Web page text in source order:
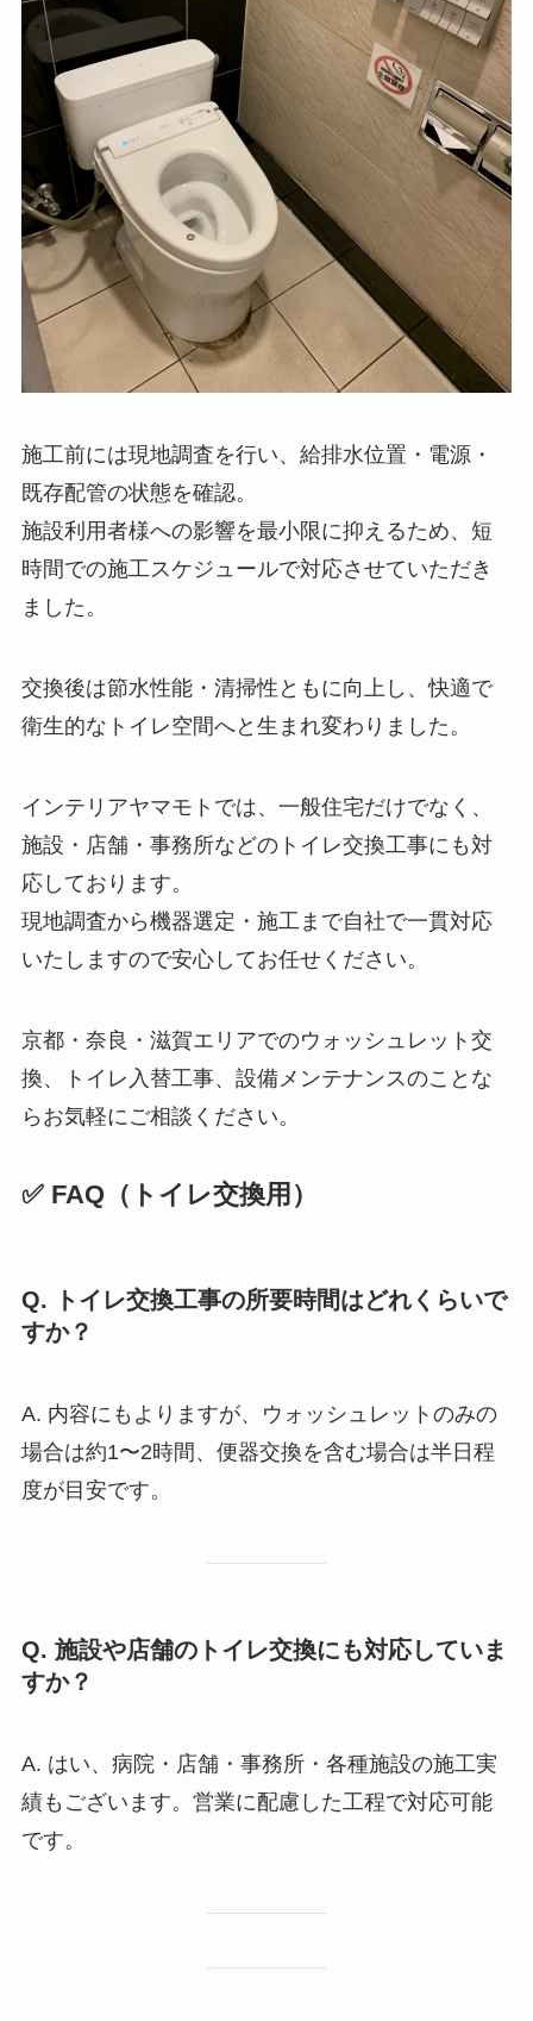
施工前には現地調査を行い、給排水位置・電源・
既存配管の状態を確認。
施設利用者様への影響を最小限に抑えるため、短
時間での施工スケジュールで対応させていただき
ました。
交換後は節水性能・清掃性ともに向上し、快適で
衛生的なトイレ空間へと生まれ変わりました。
インテリアヤマモトでは、一般住宅だけでなく、
施設・店舗・事務所などのトイレ交換工事にも対
応しております。
現地調査から機器選定・施工まで自社で一貫対応
いたしますので安心してお任せください。
京都・奈良・滋賀エリアでのウォッシュレット交
換、トイレ入替工事、設備メンテナンスのことな
らお気軽にご相談ください。
✅ FAQ（トイレ交換用）
Q. トイレ交換工事の所要時間はどれくらいで
すか？
A. 内容にもよりますが、ウォッシュレットのみの
場合は約1〜2時間、便器交換を含む場合は半日程
度が目安です。
Q. 施設や店舗のトイレ交換にも対応していま
すか？
A. はい、病院・店舗・事務所・各種施設の施工実
績もございます。営業に配慮した工程で対応可能
です。